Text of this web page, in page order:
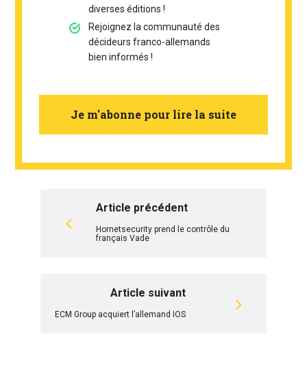
diverses éditions !
Rejoignez la communauté des
décideurs franco-allemands
bien informés !
Je m'abonne pour lire la suite
Article précédent
Hornetsecurity prend le contrôle du
français Vade
Article suivant
ECM Group acquiert l’allemand IOS